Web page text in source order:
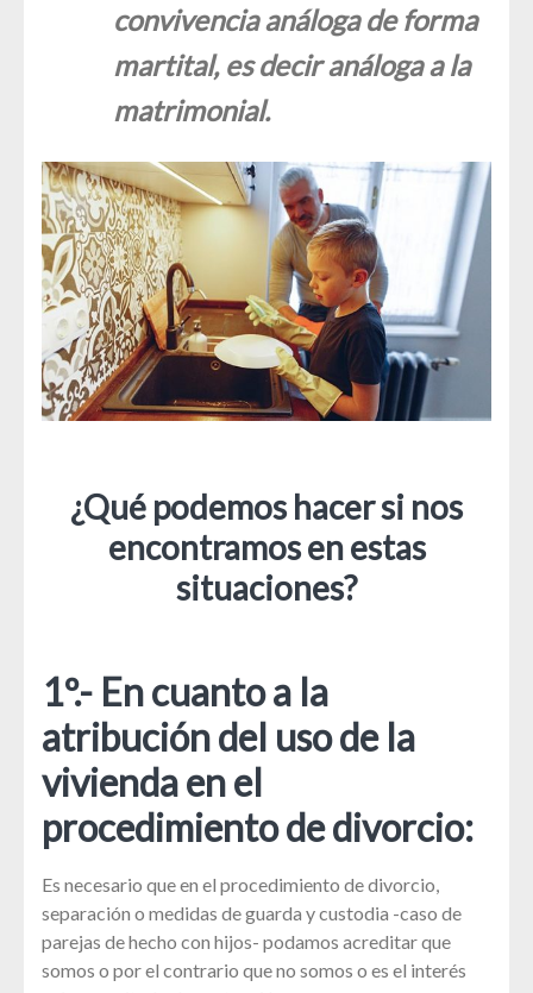
convivencia análoga de forma
martital, es decir análoga a la
matrimonial.
¿Qué podemos hacer si nos
encontramos en estas
situaciones?
1º.- En cuanto a la
atribución del uso de la
vivienda en el
procedimiento de divorcio:
Es necesario que en el procedimiento de divorcio,
separación o medidas de guarda y custodia -caso de
parejas de hecho con hijos- podamos acreditar que
somos o por el contrario que no somos o es el interés